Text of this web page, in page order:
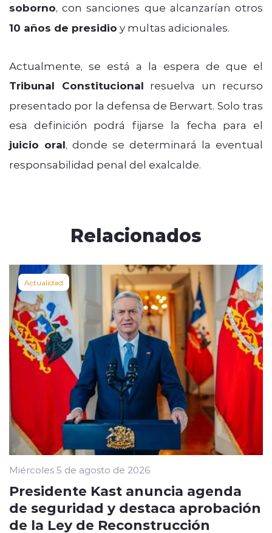
soborno, con sanciones que alcanzarían otros
10 años de presidio y multas adicionales.
Actualmente, se está a la espera de que el
Tribunal Constitucional resuelva un recurso
presentado por la defensa de Berwart. Solo tras
esa definición podrá fijarse la fecha para el
juicio oral, donde se determinará la eventual
responsabilidad penal del exalcalde.
Relacionados
Actualidad
Miércoles 5 de agosto de 2026
Presidente Kast anuncia agenda
de seguridad y destaca aprobación
de la Ley de Reconstrucción